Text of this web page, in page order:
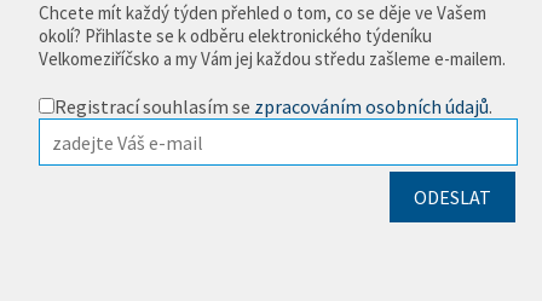
Chcete mít každý týden přehled o tom, co se děje ve Vašem
okolí? Přihlaste se k odběru elektronického týdeníku
Velkomeziříčsko a my Vám jej každou středu zašleme e-mailem.
Registrací souhlasím se zpracováním osobních údajů.